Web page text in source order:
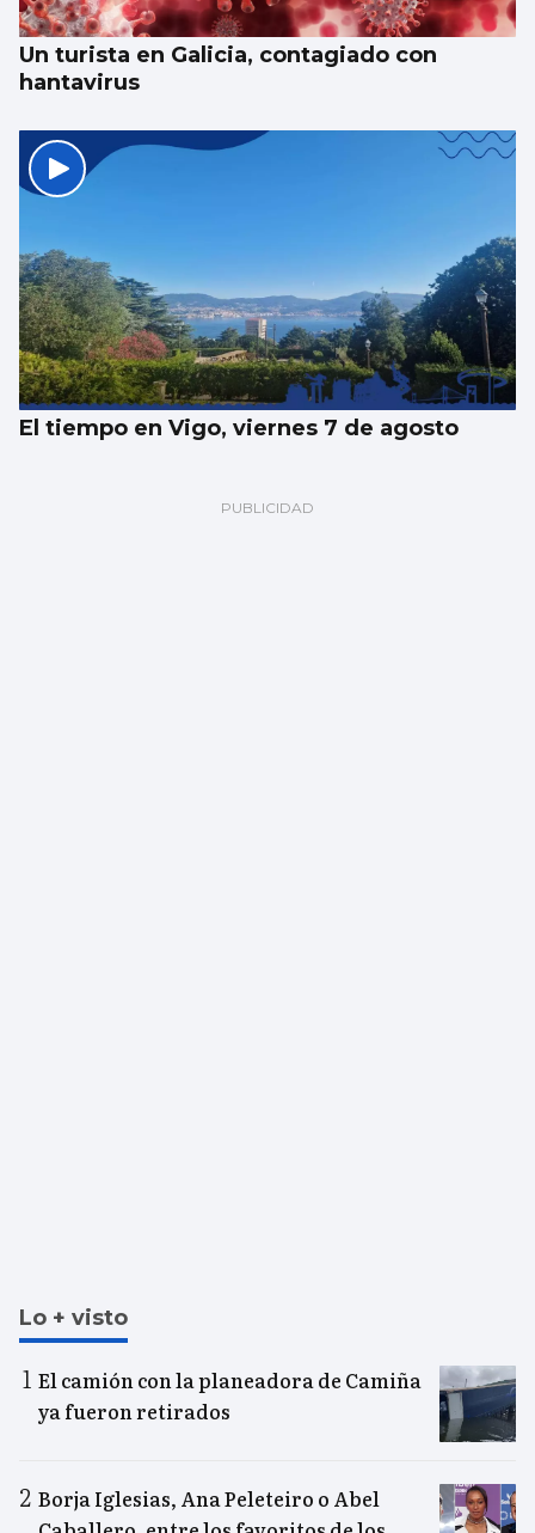
Un turista en Galicia, contagiado con
hantavirus
El tiempo en Vigo, viernes 7 de agosto
Lo + visto
El camión con la planeadora de Camiña
ya fueron retirados
Borja Iglesias, Ana Peleteiro o Abel